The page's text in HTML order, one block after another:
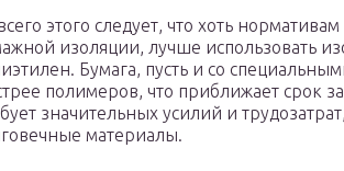
этого следует, что хоть
изоляции, лучше использовать
Бумага, пусть и со
полимеров, что приближает срок
значительных усилий и
материалы.